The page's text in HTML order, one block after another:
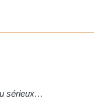
sérieux…